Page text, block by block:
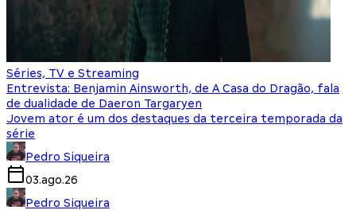
Séries, TV e Streaming
Entrevista: Benjamin Ainsworth, de A Casa do Dragão, fala
de dualidade de Daeron Targaryen
Jovem ator é um dos destaques da terceira temporada da
série
Pedro Siqueira
03.ago.26
Pedro Siqueira